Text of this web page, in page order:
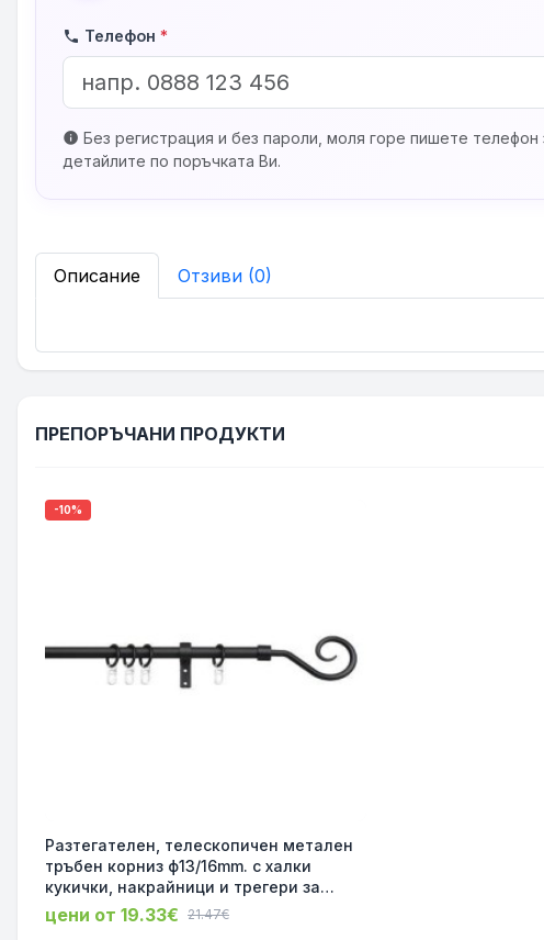
phone Телефон *
info Без регистрация и без пароли, моля горе пишете
детайлите по поръчката Ви.
Описание Отзиви (0)
ПРЕПОРЪЧАНИ ПРОДУКТИ
-10%
Разтегателен, телескопичен метален
тръбен корниз ф13/16mm. с халки
кукички, накрайници и трегери за
монтаж, размер 130-240см. цвят черен
код-232304
цени от 19.33€ 21.47€